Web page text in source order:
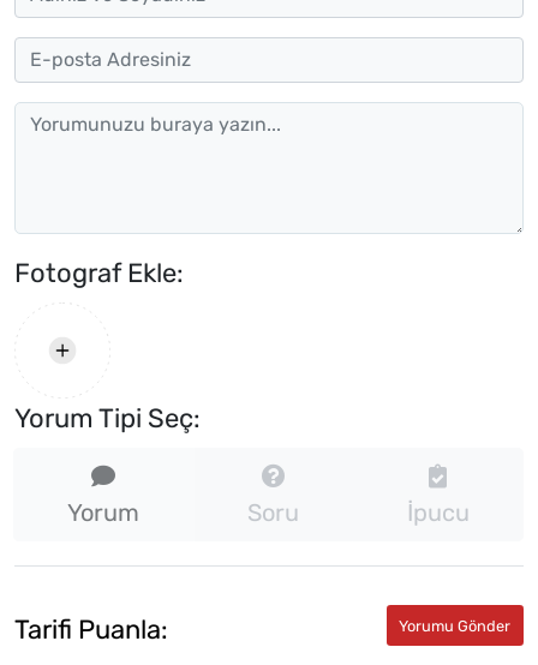
Fotograf Ekle:
Yorum Tipi Seç:
Yorum Soru İpucu
Tarifi Puanla: